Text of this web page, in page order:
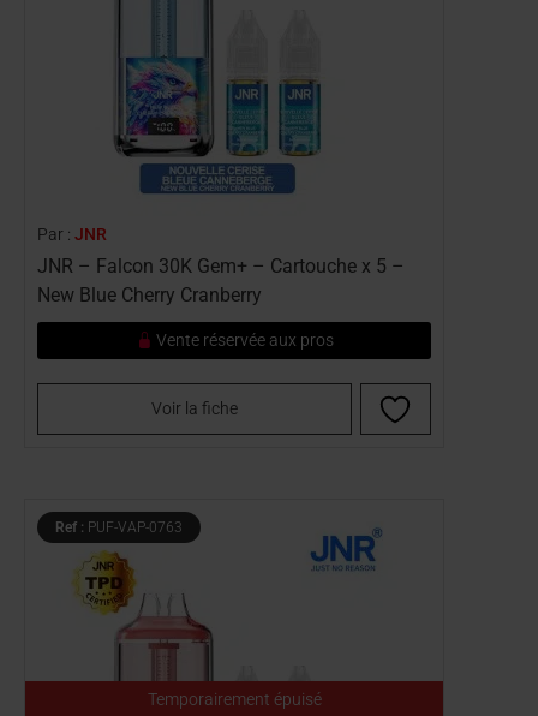
Par : JNR
JNR – Falcon 30K Gem+ – Cartouche x 5 –
New Blue Cherry Cranberry
Vente réservée aux pros
Voir la fiche
Ref : PUF-VAP-0763
Temporairement épuisé